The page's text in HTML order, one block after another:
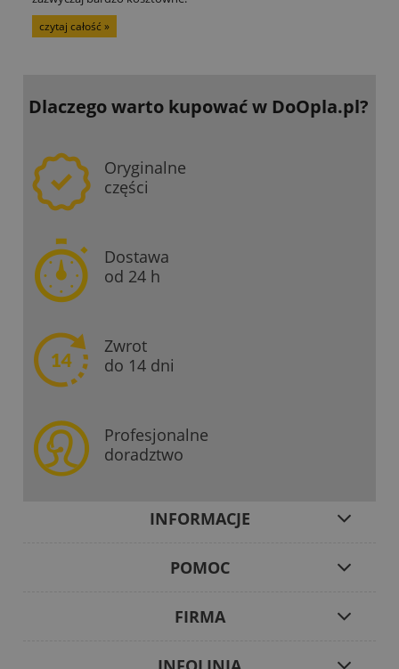
czytaj całość »
Dlaczego warto kupowaćw DoOpla.pl?
Oryginalne
części
Dostawa
od 24 h
Zwrot
do 14 dni
Profesjonalne
doradztwo
INFORMACJE
POMOC
FIRMA